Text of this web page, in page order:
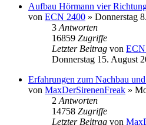
Aufbau Hörmann vier
von ECN 2400 » Donnerstag
3 Antworten
16859 Zugriffe
Letzter Beitrag von
Donnerstag 15. August
Erfahrungen zum Nachbau
von MaxDerSirenenFreak »
2 Antworten
14758 Zugriffe
Letzter Beitrag von